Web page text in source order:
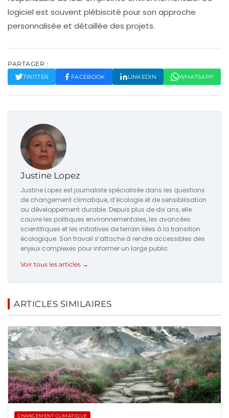
logiciel est souvent plébiscité pour son approche
personnalisée et détaillée des projets.
PARTAGER :
TWITTER FACEBOOK LINKEDIN WHATSAPP
Justine Lopez
Justine Lopez est journaliste spécialisée dans les questions
de changement climatique, d’écologie et de sensibilisation
au développement durable. Depuis plus de dix ans, elle
couvre les politiques environnementales, les avancées
scientifiques et les initiatives de terrain liées à la transition
écologique. Son travail s’attache à rendre accessibles des
enjeux complexes pour informer un large public.
Voir tous les articles →
ARTICLES SIMILAIRES
CHANGEMENT CLIMATIQUE